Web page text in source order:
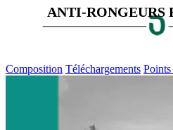
ANTI-RONGEURS
Composition Téléchargements Points